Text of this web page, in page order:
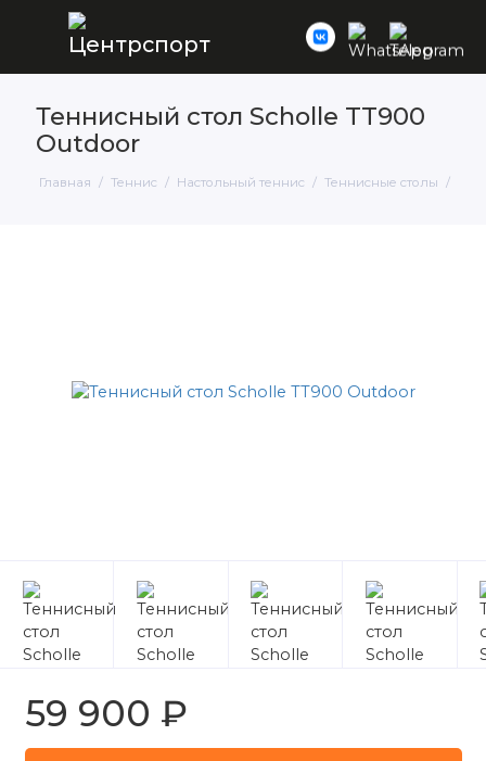
Теннисный стол Scholle TT900
Outdoor
Главная Теннис Настольный теннис Теннисные столы
59 900 ₽